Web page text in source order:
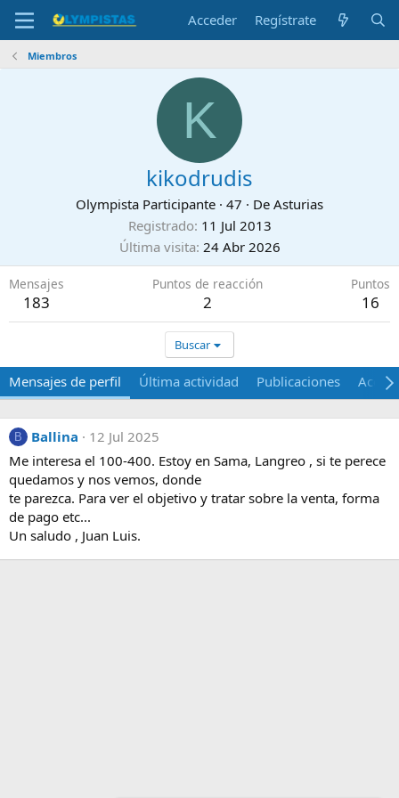
Acceder Regístrate
Miembros
K
kikodrudis
Olympista Participante · 47 · De Asturias
Registrado 11 Jul 2013
Última visita 24 Abr 2026
Mensajes
183
Puntos de reacción
2
Puntos
16
Buscar
Mensajes de perfil Última actividad Publicaciones Acerca
B Ballina
12 Jul 2025
Me interesa el 100-400. Estoy en Sama, Langreo , si te perece
quedamos y nos vemos, donde
te parezca. Para ver el objetivo y tratar sobre la venta, forma
de pago etc...
Un saludo , Juan Luis.